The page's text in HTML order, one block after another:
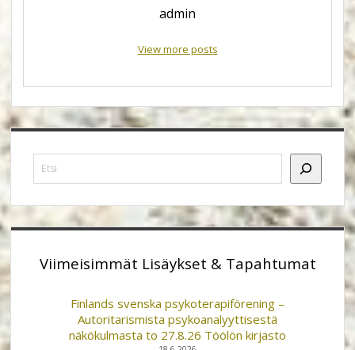
admin
View more posts
Viimeisimmät Lisäykset & Tapahtumat
Finlands svenska psykoterapiförening –
Autoritarismista psykoanalyyttisestä
näkökulmasta to 27.8.26 Töölön kirjasto